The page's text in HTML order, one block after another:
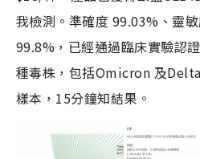
我檢測。準確度 99.03%、靈
99.8%，已經通過臨床實驗認
種毒株，包括Omicron 及
樣本，15分鐘知結果。